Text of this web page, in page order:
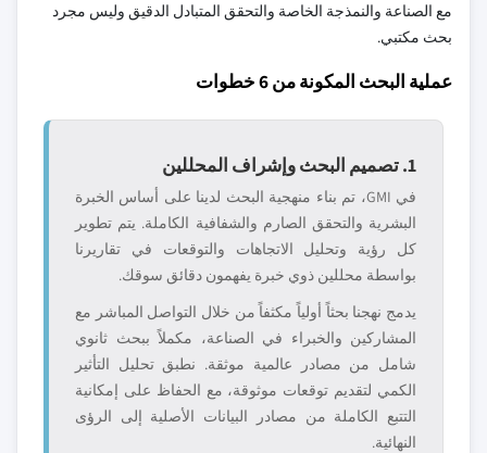
مع الصناعة والنمذجة الخاصة والتحقق المتبادل الدقيق وليس مجرد
بحث مكتبي.
عملية البحث المكونة من 6 خطوات
1. تصميم البحث وإشراف المحللين
في GMI، تم بناء منهجية البحث لدينا على أساس الخبرة
البشرية والتحقق الصارم والشفافية الكاملة. يتم تطوير
كل رؤية وتحليل الاتجاهات والتوقعات في تقاريرنا
بواسطة محللين ذوي خبرة يفهمون دقائق سوقك.
يدمج نهجنا بحثاً أولياً مكثفاً من خلال التواصل المباشر مع
المشاركين والخبراء في الصناعة، مكملاً ببحث ثانوي
شامل من مصادر عالمية موثقة. نطبق تحليل التأثير
الكمي لتقديم توقعات موثوقة، مع الحفاظ على إمكانية
التتبع الكاملة من مصادر البيانات الأصلية إلى الرؤى
النهائية.